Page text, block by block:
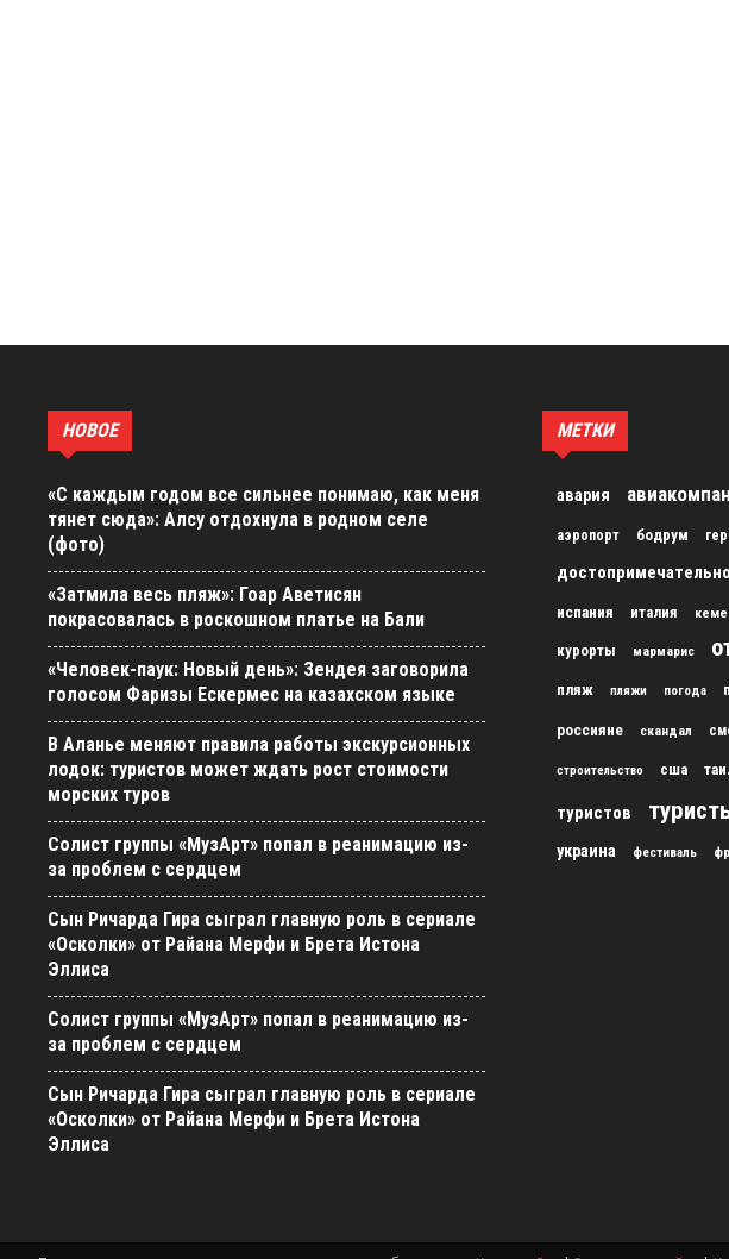
НОВОЕ
«С каждым годом все сильнее понимаю, как меня
тянет сюда»: Алсу отдохнула в родном селе
(фото)
«Затмила весь пляж»: Гоар Аветисян
покрасовалась в роскошном платье на Бали
«Человек-паук: Новый день»: Зендея заговорила
голосом Фаризы Ескермес на казахском языке
В Аланье меняют правила работы экскурсионных
лодок: туристов может ждать рост стоимости
морских туров
Солист группы «МузАрт» попал в реанимацию из-
за проблем с сердцем
Сын Ричарда Гира сыграл главную роль в сериале
«Осколки» от Райана Мерфи и Брета Истона
Эллиса
Солист группы «МузАрт» попал в реанимацию из-
за проблем с сердцем
Сын Ричарда Гира сыграл главную роль в сериале
«Осколки» от Райана Мерфи и Брета Истона
Эллиса
МЕТКИ
авария
аэропорт бодрум
испания италия
курорты мармарис
пляж пляжи погода
россияне скандал
строительство сша
туристов
украина фестиваль